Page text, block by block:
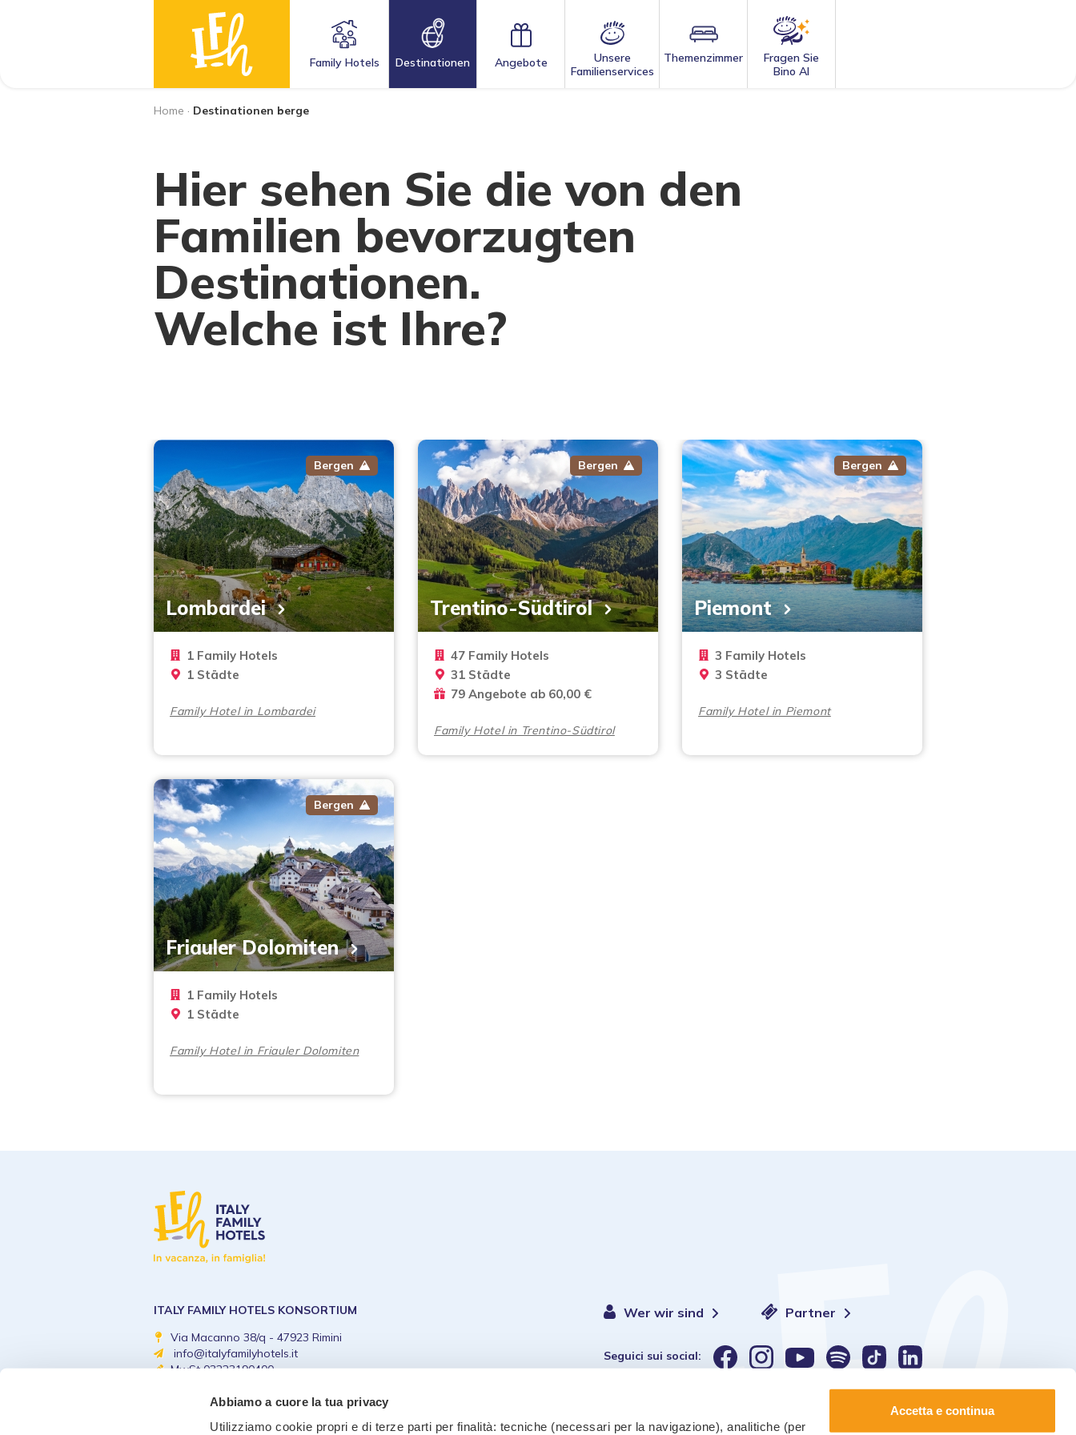
Abbiamo a cuore la tua privacy
Utilizziamo cookie propri e di terze parti per finalità: tecniche (necessari per la navigazione), analitiche (per
Accetta e continua
Family Hotels Destinationen Angebote
Unsere
Familienservices
Themenzimmer
Fragen Sie
Bino AI
Home · Destinationen berge
Hier sehen Sie die von den
Familien bevorzugten
Destinationen.
Welche ist Ihre?
Lombardei
Bergen
1 Family Hotels
1 Städte
Family Hotel in Lombardei
Trentino-Südtirol
Bergen
47 Family Hotels
31 Städte
79 Angebote ab 60,00 €
Family Hotel in Trentino-Südtirol
Piemont
Bergen
3 Family Hotels
3 Städte
Family Hotel in Piemont
Friauler Dolomiten
Bergen
1 Family Hotels
1 Städte
Family Hotel in Friauler Dolomiten
Wer wir sind Partner
Seguici sui social:
ITALY FAMILY HOTELS KONSORTIUM
Via Macanno 38/q - 47923 Rimini
info@italyfamilyhotels.it
MwSt 03223190400